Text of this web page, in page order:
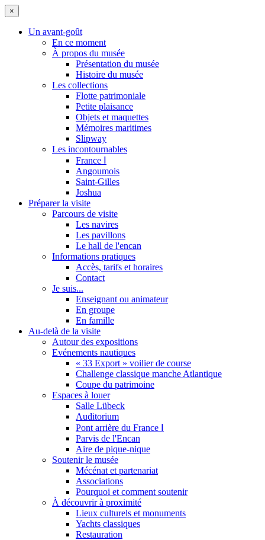
×
Un avant-goût
En ce moment
À propos du musée
Présentation du musée
Histoire du musée
Les collections
Flotte patrimoniale
Petite plaisance
Objets et maquettes
Mémoires maritimes
Slipway
Les incontournables
France Ⅰ
Angoumois
Saint-Gilles
Joshua
Préparer la visite
Parcours de visite
Les navires
Les pavillons
Le hall de l'encan
Informations pratiques
Accès, tarifs et horaires
Contact
Je suis...
Enseignant ou animateur
En groupe
En famille
Au-delà de la visite
Autour des expositions
Evénements nautiques
« 33 Export » voilier de course
Challenge classique manche Atlantique
Coupe du patrimoine
Espaces à louer
Salle Lübeck
Auditorium
Pont arrière du France Ⅰ
Parvis de l'Encan
Aire de pique-nique
Soutenir le musée
Mécénat et partenariat
Associations
Pourquoi et comment soutenir
À découvrir à proximité
Lieux culturels et monuments
Yachts classiques
Restauration